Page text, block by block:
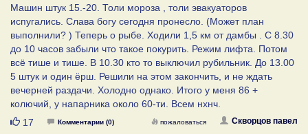
Машин штук 15.-20. Толи мороза , толи эвакуаторов
испугались. Слава богу сегодня пронесло. (Может план
выполнили? ) Теперь о рыбе. Ходили 1,5 км от дамбы . С 8.30
до 10 часов забыли что такое покурить. Режим лифта. Потом
всё тише и тише. В 10.30 кто то выключил рубильник. До 13.00
5 штук и один ёрш. Решили на этом закончить, и не ждать
вечерней раздачи. Холодно однако. Итого у меня 86 +
колючий, у напарника около 60-ти. Всем нхнч.
Нравится
17 Комментарии (0) Скворцов павел
пожаловаться